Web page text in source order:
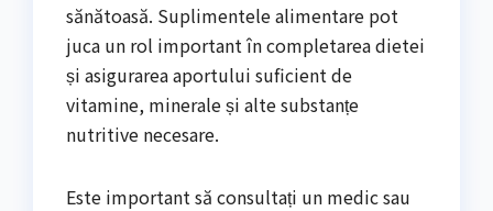
sănătoasă. Suplimentele alimentare pot
juca un rol important în completarea dietei
și asigurarea aportului suficient de
vitamine, minerale și alte substanțe
nutritive necesare.
Este important să consultați un medic sau